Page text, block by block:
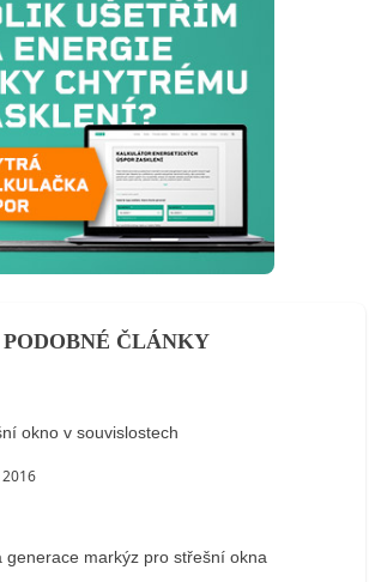
PODOBNÉ ČLÁNKY
okno v souvislostech
2016
generace markýz pro střešní okna